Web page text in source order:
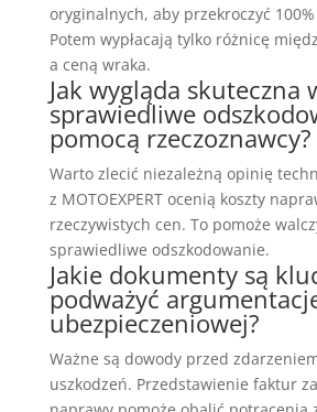
oryginalnych, aby przekroczyć
Potem wypłacają tylko różnicę
a ceną wraka.
Jak wygląda skuteczna
sprawiedliwe
pomocą rzeczoznawcy?
Warto zlecić niezależną opinię
z MOTOEXPERT ocenią koszty
rzeczywistych cen. To pomoże
sprawiedliwe odszkodowanie.
Jakie dokumenty są
podważyć
ubezpieczeniowej?
Ważne są dowody przed
uszkodzeń. Przedstawienie faktur